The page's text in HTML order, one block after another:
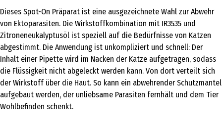
Dieses Spot-On Präparat ist eine ausgezeichnete Wahl zur Abwehr
von Ektoparasiten. Die Wirkstoffkombination mit IR3535 und
Zitroneneukalyptusöl ist speziell auf die Bedürfnisse von Katzen
abgestimmt. Die Anwendung ist unkompliziert und schnell: Der
Inhalt einer Pipette wird im Nacken der Katze aufgetragen, sodass
die Flüssigkeit nicht abgeleckt werden kann. Von dort verteilt sich
der Wirkstoff über die Haut. So kann ein abwehrender Schutzmantel
aufgebaut werden, der unliebsame Parasiten fernhält und dem Tier
Wohlbefinden schenkt.